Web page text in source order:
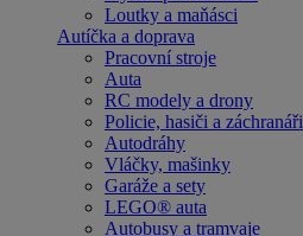
Loutky a maňásci
Autíčka a doprava
Pracovní stroje
Auta
RC modely a drony
Policie, hasiči a záchranáři
Autodráhy
Vláčky, mašinky
Garáže a sety
LEGO® auta
Autobusy a tramvaje